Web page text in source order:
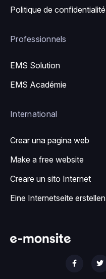
Politique de confidentialité
Professionnels
EMS Solution
EMS Académie
International
Crear una pagina web
Make a free website
Creare un sito Internet
Eine Internetseite erstellen